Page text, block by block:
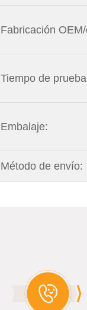
Fabricación
Tiempo de
Embalaje:
Método de envío: